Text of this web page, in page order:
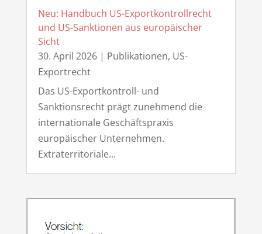
Neu: Handbuch US-Exportkontrollrecht
und US-Sanktionen aus europäischer
Sicht
30. April 2026| Publikationen, US-
Exportrecht
Das US-Exportkontroll- und
Sanktionsrecht prägt zunehmend die
internationale Geschäftspraxis
europäischer Unternehmen.
Extraterritoriale...